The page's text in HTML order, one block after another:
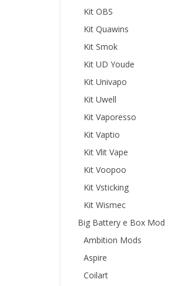
Kit OBS
Kit Quawins
Kit Smok
Kit UD Youde
Kit Univapo
Kit Uwell
Kit Vaporesso
Kit Vaptio
Kit Vlit Vape
Kit Voopoo
Kit Vsticking
Kit Wismec
Big Battery e Box Mod
Ambition Mods
Aspire
Coilart